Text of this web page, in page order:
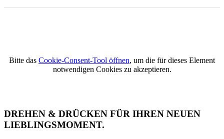
Bitte das Cookie-Consent-Tool öffnen, um die für dieses Element
notwendigen Cookies zu akzeptieren.
DREHEN & DRÜCKEN FÜR IHREN NEUEN
LIEBLINGSMOMENT.